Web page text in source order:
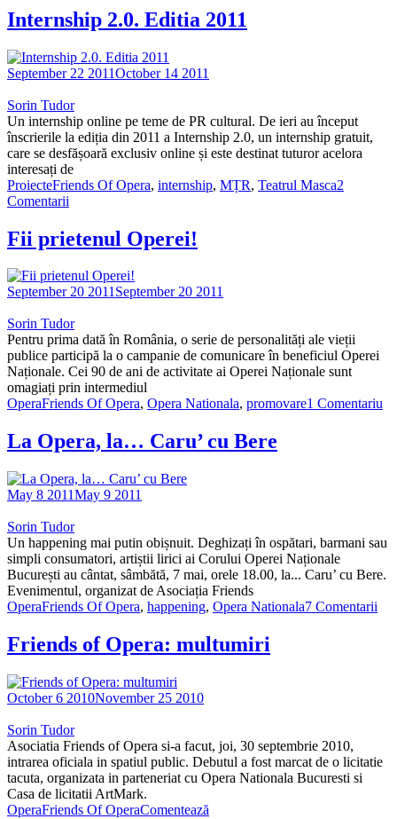
Internship 2.0. Editia 2011
September 22 2011October 14 2011
Sorin Tudor
Un internship online pe teme de PR cultural. De ieri au început
înscrierile la ediția din 2011 a Internship 2.0, un internship gratuit,
care se desfășoară exclusiv online și este destinat tuturor acelora
interesați de
ProiecteFriends Of Opera, internship, MȚR, Teatrul Masca2
Comentarii
Fii prietenul Operei!
September 20 2011September 20 2011
Sorin Tudor
Pentru prima dată în România, o serie de personalități ale vieții
publice participă la o campanie de comunicare în beneficiul Operei
Naționale. Cei 90 de ani de activitate ai Operei Naționale sunt
omagiați prin intermediul
OperaFriends Of Opera, Opera Nationala, promovare1 Comentariu
La Opera, la… Caru’ cu Bere
May 8 2011May 9 2011
Sorin Tudor
Un happening mai putin obișnuit. Deghizați în ospătari, barmani sau
simpli consumatori, artiștii lirici ai Corului Operei Naționale
București au cântat, sâmbătă, 7 mai, orele 18.00, la... Caru’ cu Bere.
Evenimentul, organizat de Asociația Friends
OperaFriends Of Opera, happening, Opera Nationala7 Comentarii
Friends of Opera: multumiri
October 6 2010November 25 2010
Sorin Tudor
Asociatia Friends of Opera si-a facut, joi, 30 septembrie 2010,
intrarea oficiala in spatiul public. Debutul a fost marcat de o licitatie
tacuta, organizata in parteneriat cu Opera Nationala Bucuresti si
Casa de licitatii ArtMark.
OperaFriends Of OperaComentează